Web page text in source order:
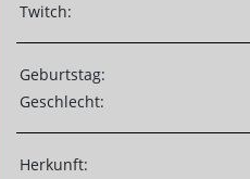
Twitch:
Geburtstag:
Geschlecht:
Herkunft: